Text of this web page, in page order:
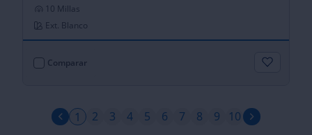
10 Millas
Ext. Blanco
Comparar
1 2 3 4 5 6 7 8 9 10